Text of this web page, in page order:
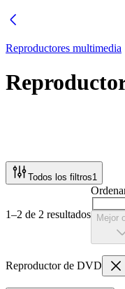
Reproductores multimedia
Todos los filtros1
1–2 de 2 resultados Mejor
Reproductor de DVD